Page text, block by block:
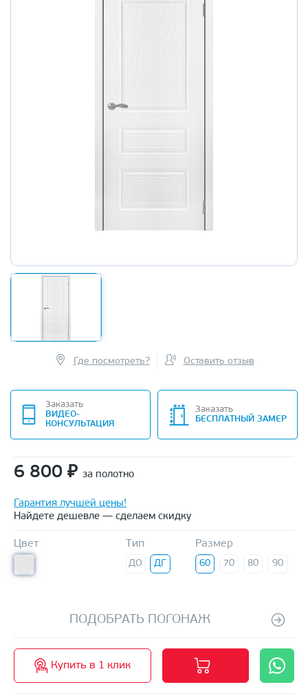
Где посмотреть? Оставить отзыв
Заказать
ВИДЕО-
КОНСУЛЬТАЦИЯ
Заказать
БЕСПЛАТНЫЙ ЗАМЕР
6 800 ₽ за полотно
Гарантия лучшей цены!
Найдете дешевле — сделаем скидку
Цвет Тип
ДО ДГ
Размер
60 70 80 90
ПОДОБРАТЬ ПОГОНАЖ
Купить в 1 клик